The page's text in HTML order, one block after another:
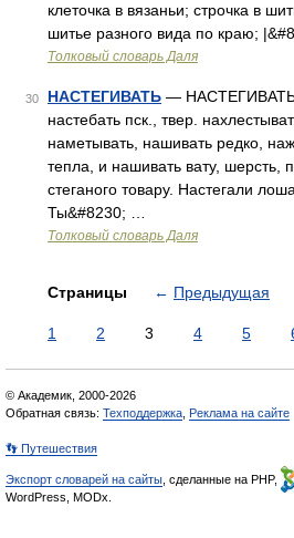
клеточка в вязаньи; строчка в
шитье разного вида по краю;
Толковый словарь Даля
30 НАСТЕГИВАТЬ — НАСТЕГИВАТЬ,
настебать пск., твер.
наметывать, нашивать редко,
тепла, и нашивать вату, шерсть,
стеганого товару. Настегали
Ты&#8230; …
Толковый словарь Даля
Страницы ← Предыдущая
1 2 3 4 5
© Академик, 2000-2026
Обратная связь: Техподдержка Реклама на сайте
👣 Путешествия
Экспорт словарей на сайты , сделанные на PHP,
WordPress, MODx.